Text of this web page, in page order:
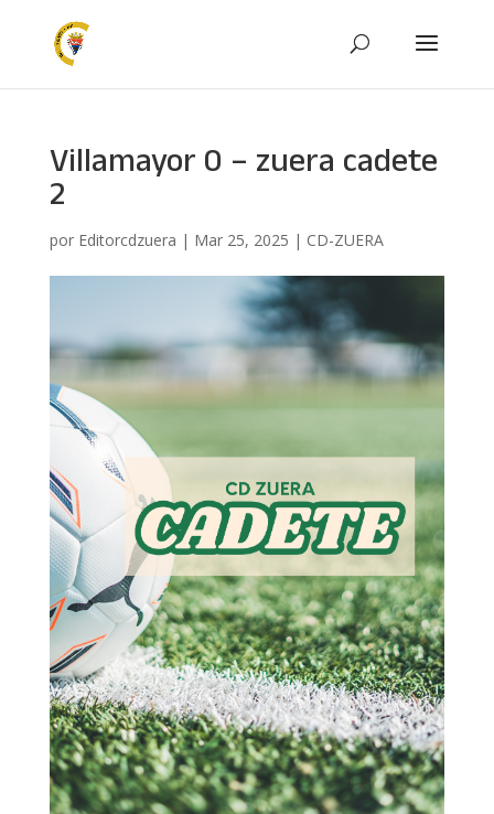
Villamayor 0 – zuera cadete
2
por Editorcdzuera | Mar 25, 2025 | CD-ZUERA